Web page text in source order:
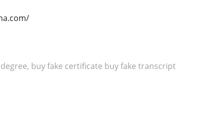
buy fake certificate buy fake transcript